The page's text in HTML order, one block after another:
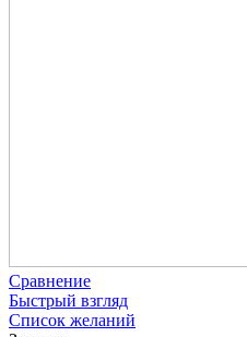
Сравнение
Быстрый взгляд
Список желаний